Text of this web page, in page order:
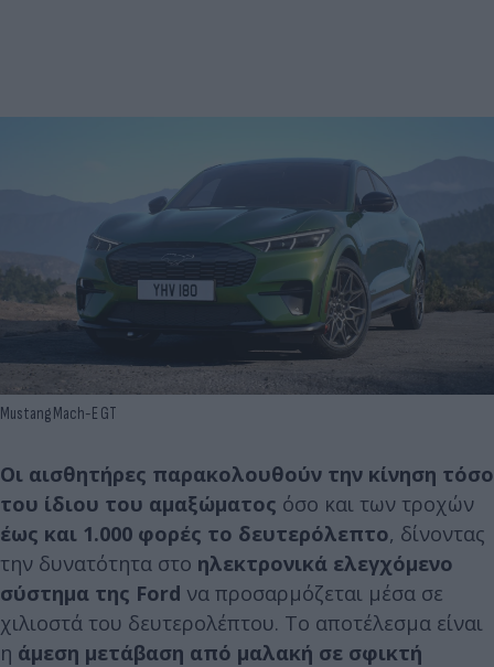
Mustang Mach-E GT
Οι αισθητήρες παρακολουθούν την κίνηση τόσο
του ίδιου του αμαξώματος όσο και των τροχών
έως και 1.000 φορές το δευτερόλεπτο, δίνοντας
την δυνατότητα στο ηλεκτρονικά ελεγχόμενο
σύστημα της Ford να προσαρμόζεται μέσα σε
χιλιοστά του δευτερολέπτου. Το αποτέλεσμα είναι
η άμεση μετάβαση από μαλακή σε σφικτή